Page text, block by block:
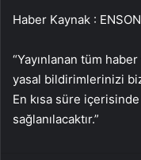
Haber Kaynak :
“Yayınlanan tüm
yasal bildirimlerinizi
En kısa süre
sağlanılacaktır.”